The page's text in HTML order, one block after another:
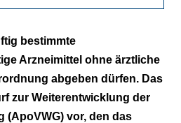
alle Totimpfstoffe verimpfen
ohne Rezept soll
bestimmte
Arzneimittel ohne ärztliche
abgeben dürfen. Das
zur Weiterentwicklung der
vor, den das